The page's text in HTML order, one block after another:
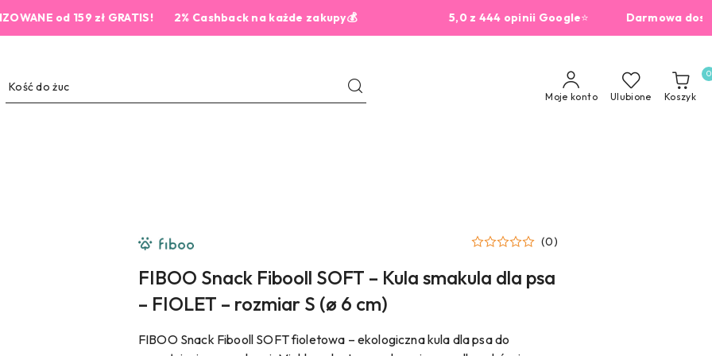
od 159 zł GRATIS! 2% Cashback na każde zakupy💰 5,0 z 444 opinii Google⭐ Darmowa dostawa
Moje konto Ulubione Koszyk
0
NAZWA
PRODUCENTA: (0)
FIBOO Snack Fibooll SOFT – Kula smakula dla psa
– FIOLET – rozmiar S (ø 6 cm)
FIBOO Snack Fibooll SOFT fioletowa – ekologiczna kula dla psa do